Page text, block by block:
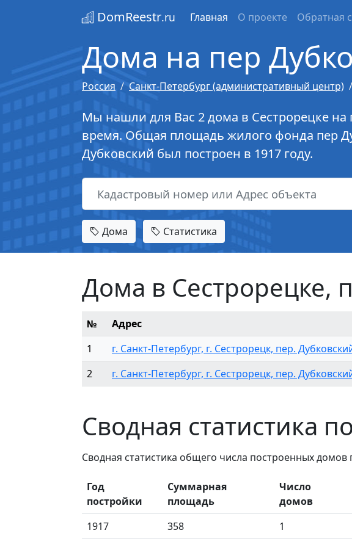
DomReestr.ru Главная О проекте Обратная
Дома на пер
Россия Санкт-Петербург (административный центр)
Мы нашли для Вас 2 дома в Сестрорецке на
время. Общая площадь жилого фонда пер
Дубковский был построен в 1917 году.
Дома Статистика
Дома в Сестрорецке,
№ Адрес
1
г. Санкт-Петербург, г. Сестрорецк, пер.
2
г. Санкт-Петербург, г. Сестрорецк, пер.
Сводная статистика
Сводная статистика общего числа построенных
Год
постройки
Суммарная
площадь
Число
домов
1917
358 1